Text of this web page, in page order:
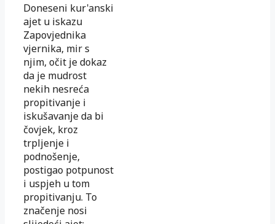
Doneseni kur'anski
ajet u iskazu
Zapovjednika
vjernika, mir s
njim, očit je dokaz
da je mudrost
nekih nesreća
propitivanje i
iskušavanje da bi
čovjek, kroz
trpljenje i
podnošenje,
postigao potpunost
i uspjeh u tom
propitivanju. To
značenje nosi